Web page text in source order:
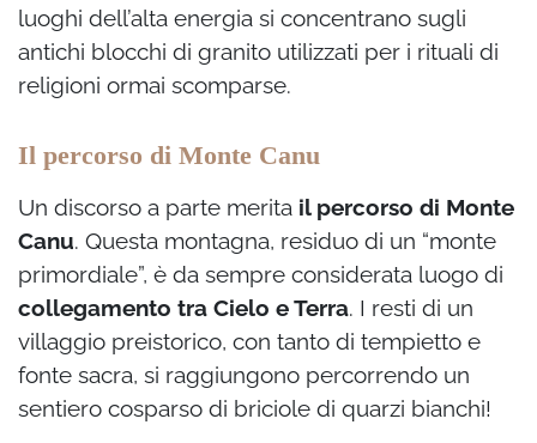
luoghi dell’alta energia si concentrano sugli
antichi blocchi di granito utilizzati per i rituali di
religioni ormai scomparse.
Il percorso di Monte Canu
Un discorso a parte merita il percorso di Monte
Canu. Questa montagna, residuo di un “monte
primordiale”, è da sempre considerata luogo di
collegamento tra Cielo e Terra. I resti di un
villaggio preistorico, con tanto di tempietto e
fonte sacra, si raggiungono percorrendo un
sentiero cosparso di briciole di quarzi bianchi!